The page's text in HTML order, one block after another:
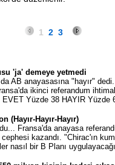
1 2 3
'ja' demeye yetmedi
AB anayasasına "hayır"
ikinci referandum
EVET Yüzde 38 HAYIR Yüzde
(Hayır-Hayır-Hayır)
Fransa'da anayasa
kazandı. "Chirac'ın
nasıl bir B Planı